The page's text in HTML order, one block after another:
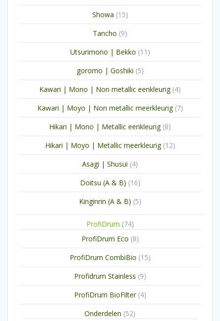
producten
Showa 1515
producten
Tancho 99
producten
Utsurimono | Bekko 11 11
producten
goromo | Goshiki 55
producten
Kawari | Mono | Non metallic eenkleurig 44
producten
Kawari | Moyo | Non metallic meerkleurig 77
producten
Hikari | Mono | Metallic eenkleurig 88
producten
Hikari | Moyo | Metallic meerkleurig 1212
producten
Asagi | Shusui 44
producten
Doitsu (A & B) 1616
producten
Kinginrin (A & B) 55
ProfiDrum 7474
ProfiDrum Eco 88
producten
ProfiDrum CombiBio 1515
producten
Profidrum Stainless 99
producten
ProfiDrum BioFilter 44
producten
Onderdelen 5252